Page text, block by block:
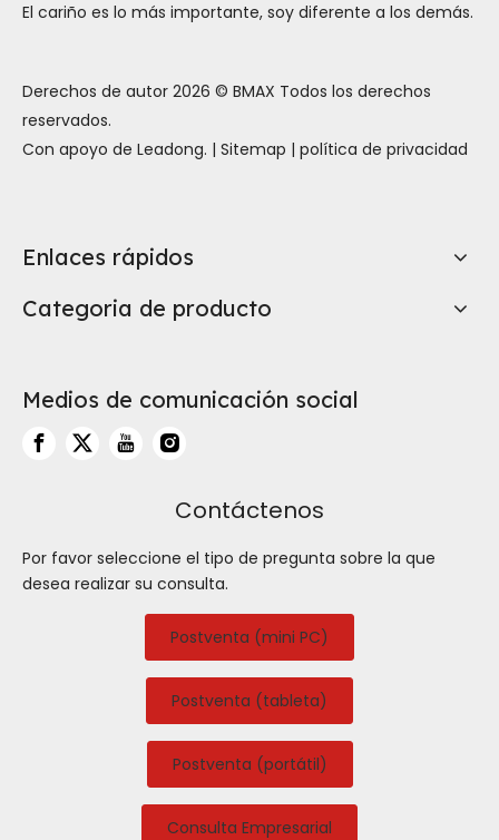
El cariño es lo más importante, soy diferente a los demás.
Derechos de autor 2026 © BMAX Todos los derechos
reservados.
Con apoyo de Leadong. | Sitemap | política de privacidad
Enlaces rápidos
Categoria de producto
Medios de comunicación social
Contáctenos
Por favor seleccione el tipo de pregunta sobre la que
desea realizar su consulta.
Postventa (mini PC)
Postventa (tableta)
Postventa (portátil)
Consulta Empresarial